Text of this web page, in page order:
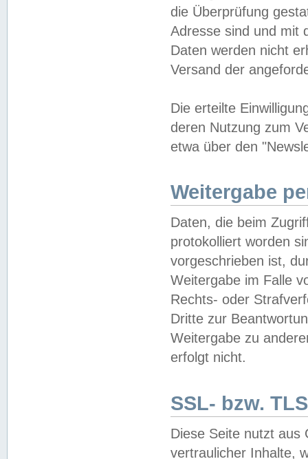
die Überprüfung
Adresse sind und mit
Daten werden nicht
Versand der
Die erteilte
deren Nutzung zum
etwa über den
Weitergabe
Daten, die beim
protokolliert worden
vorgeschrieben ist,
Weitergabe im Falle
Rechts- oder
Dritte zur
Weitergabe zu
erfolgt nicht.
SSL- bzw.
Diese Seite nutzt aus
vertraulicher Inhalte,